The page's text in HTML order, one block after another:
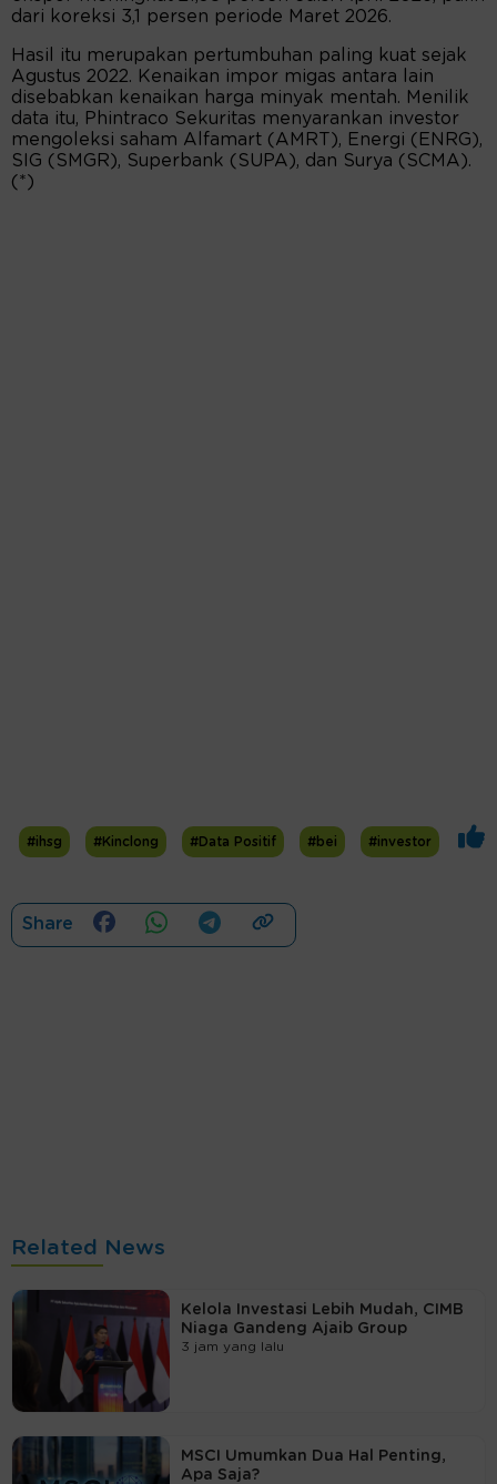
dari koreksi 3,1 persen periode Maret 2026.
Hasil itu merupakan pertumbuhan paling kuat sejak
Agustus 2022. Kenaikan impor migas antara lain
disebabkan kenaikan harga minyak mentah. Menilik
data itu, Phintraco Sekuritas menyarankan investor
mengoleksi saham Alfamart (AMRT), Energi (ENRG),
SIG (SMGR), Superbank (SUPA), dan Surya (SCMA).
(*)
#ihsg #Kinclong #Data Positif #bei #investor
Share
Related News
Kelola Investasi Lebih Mudah, CIMB
Niaga Gandeng Ajaib Group
3 jam yang lalu
MSCI Umumkan Dua Hal Penting,
Apa Saja?